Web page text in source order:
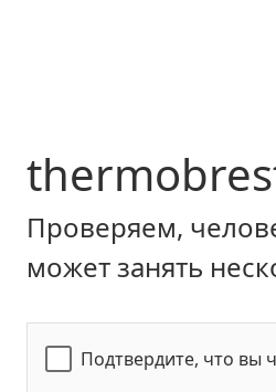
Проверяем,
может занять
Подтвердите, что вы